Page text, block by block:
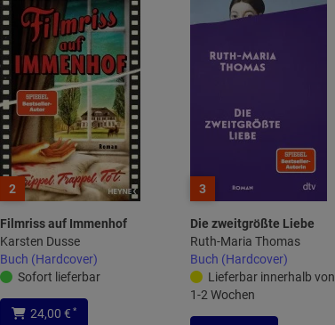
2
Filmriss auf Immenhof
Karsten Dusse
Buch (Hardcover)
Sofort lieferbar
24,00 € *
3
Die zweitgrößte Liebe
Ruth-Maria Thomas
Buch (Hardcover)
Lieferbar innerhalb von
1-2 Wochen